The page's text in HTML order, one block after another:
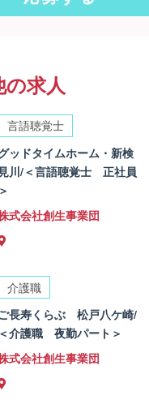
の求人
言語聴覚士
ッドタイムホーム・新検
見川/＜言語聴覚士 正社員
＞
式会社創生事業団
介護職
長寿くらぶ 松戸八ケ崎/
＜介護職 夜勤パート＞
式会社創生事業団